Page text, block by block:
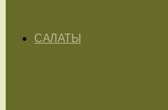
САЛАТЫ